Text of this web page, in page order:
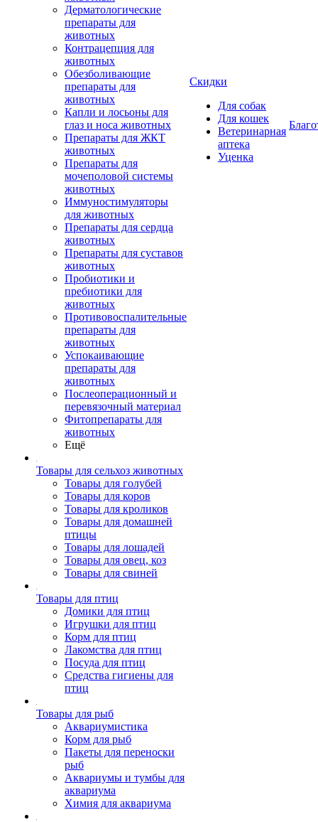
Дерматологические
препараты для
животных
Контрацепция для
животных
Обезболивающие
препараты для
животных
Капли и лосьоны для
глаз и носа животных
Препараты для ЖКТ
животных
Препараты для
мочеполовой системы
животных
Иммуностимуляторы
для животных
Препараты для сердца
животных
Препараты для суставов
животных
Пробиотики и
пребиотики для
животных
Противовоспалительные
препараты для
животных
Успокаивающие
препараты для
животных
Послеоперационный и
перевязочный материал
Фитопрепараты для
животных
Ещё
Товары для сельхоз животных
Товары для голубей
Товары для коров
Товары для кроликов
Товары для домашней
птицы
Товары для лошадей
Товары для овец, коз
Товары для свиней
Товары для птиц
Домики для птиц
Игрушки для птиц
Корм для птиц
Лакомства для птиц
Посуда для птиц
Средства гигиены для
птиц
Товары для рыб
Аквариумистика
Корм для рыб
Пакеты для переноски
рыб
Аквариумы и тумбы для
аквариума
Химия для аквариума
Скидки
Для собак
Для кошек
Ветеринарная
аптека
Уценка